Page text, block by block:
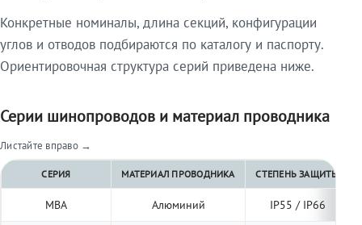
Конкретные номиналы, длина секций, конфигурации
углов и отводов подбираются по каталогу и паспорту.
Ориентировочная структура серий приведена ниже.
Серии шинопроводов и материал проводника
Листайте вправо →
СЕРИЯ МАТЕРИАЛ ПРОВОДНИКА СТЕПЕНЬ ЗАЩИТЫ
МВА Алюминий IP55 / IP66